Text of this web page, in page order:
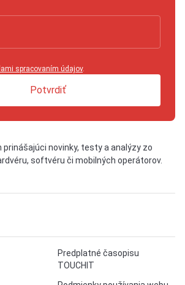
spracovaním údajov.
Potvrdiť
prinášajúci novinky, testy a analýzy zo
softvéru či mobilných operátorov.
Predplatné časopisu
TOUCHIT